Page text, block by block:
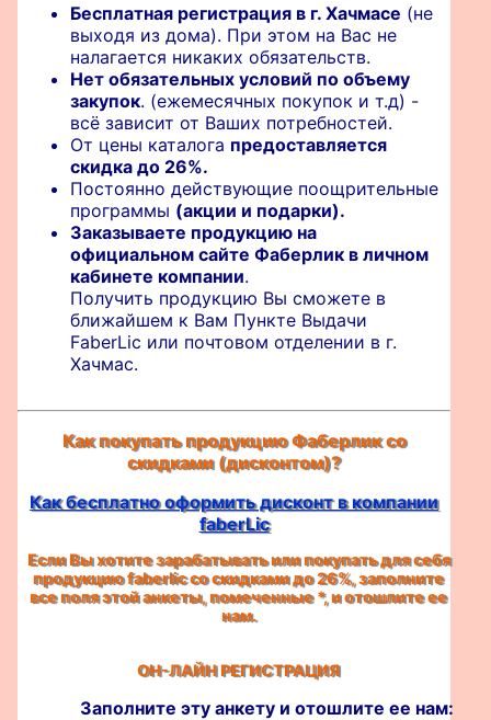
Бесплатная регистрация в г. Хачмасе (не
выходя из дома). При этом на Вас не
налагается никаких обязательств.
Нет обязательных условий по объему
закупок. (ежемесячных покупок и т.д) -
всё зависит от Ваших потребностей.
От цены каталога предоставляется
скидка до 26%.
Постоянно действующие поощрительные
программы (акции и подарки).
Заказываете продукцию на
официальном сайте Фаберлик в личном
кабинете компании.
Получить продукцию Вы сможете в
ближайшем к Вам Пункте Выдачи
FaberLic или почтовом отделении в г.
Хачмас.
Как покупать продукцию Фаберлик со
скидками (дисконтом)?
Как бесплатно оформить дисконт в компании
faberLic
Если Вы хотите зарабатывать или покупать для себя
продукцию faberlic со скидками до 26%, заполните
все поля этой анкеты, помеченные*, и отошлите ее
нам.
ОН-ЛАЙН РЕГИСТРАЦИЯ
Заполните эту анкету и отошлите ее нам: